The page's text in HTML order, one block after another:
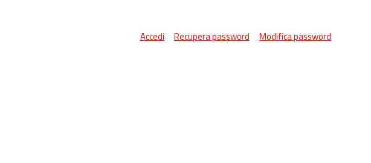
Accedi Recupera password Modifica password